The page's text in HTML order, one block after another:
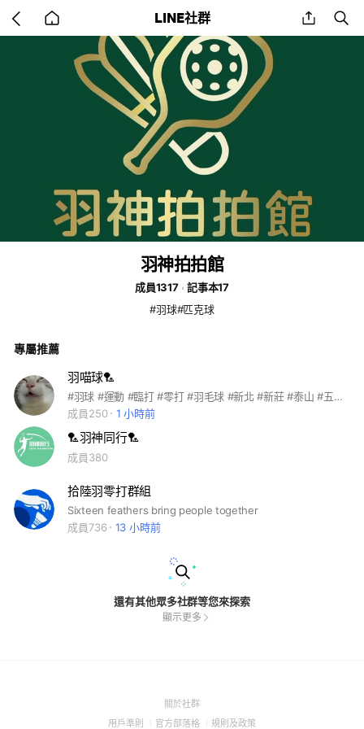
back
to
LINE社群 share
羽神拍拍館
成員1317
記事本17
#羽球#匹克球
專屬推薦
羽喵球🏸
#羽球 #運動 #臨打 #零打 #羽毛球 #新北 #新莊 #泰山 #五股 %羽球館 #羽毛球
成員250
1 小時前
🏸羽神同行🏸
成員380
拾陸羽零打群組
Sixteen feathers bring people together
成員736
13 小時前
還有其他眾多社群等您來探索
顯示更多
關於社群(Open
用戶準則 (Open
官方部落格 (Open
規則及政策(Open